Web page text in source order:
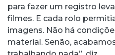
para fazer um registro
filmes. E cada rolo
imagens. Não há
material. Senão,